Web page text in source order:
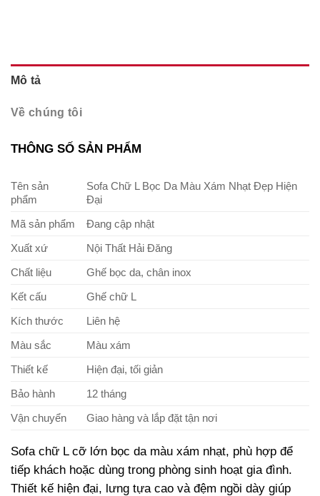
Mô tả
Về chúng tôi
THÔNG SỐ SẢN PHẨM
Tên sản
phẩm
Sofa Chữ L Bọc Da Màu Xám Nhạt Đẹp Hiện
Đại
Mã sản phẩm
Đang cập nhật
Xuất xứ
Nội Thất Hải Đăng
Chất liệu
Ghế bọc da, chân inox
Kết cấu
Ghế chữ L
Kích thước
Liên hệ
Màu sắc
Màu xám
Thiết kế
Hiện đại, tối giản
Bảo hành
12 tháng
Vận chuyển
Giao hàng và lắp đặt tận nơi
Sofa chữ L cỡ lớn bọc da màu xám nhạt, phù hợp để
tiếp khách hoặc dùng trong phòng sinh hoạt gia đình.
Thiết kế hiện đại, lưng tựa cao và đệm ngồi dày giúp